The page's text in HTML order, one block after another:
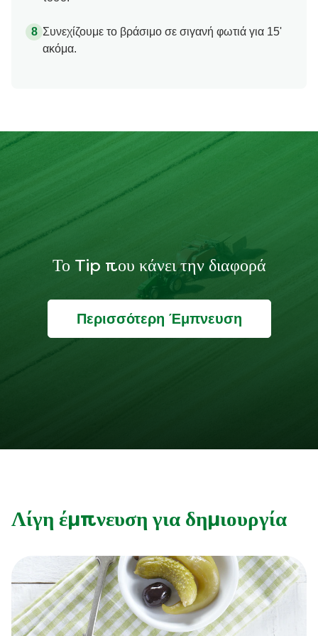
Συνεχίζουμε το βράσιμο σε σιγανή φωτιά για 15'
ακόμα.
Το Tip που κάνει την διαφορά
Περισσότερη Έμπνευση
Λίγη έμπνευση για δημιουργία